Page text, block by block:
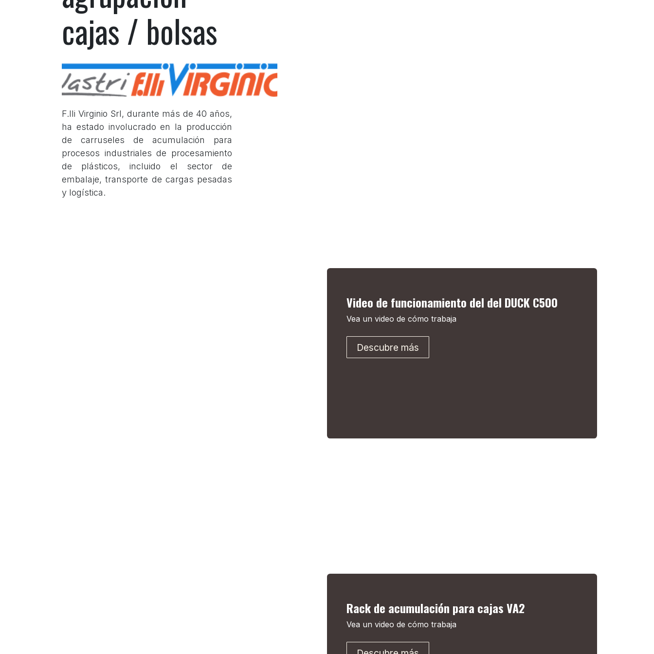
cajas / bolsas
F.lli Virginio Srl, durante más de 40 años,
ha estado involucrado en la producción
de carruseles de acumulación para
procesos industriales de procesamiento
de plásticos, incluido el sector de
embalaje, transporte de cargas pesadas
y logística.
Video de funcionamiento del del DUCK C500
Vea un video de cómo trabaja
Descubre más
Rack de acumulación para cajas VA2
Vea un video de cómo trabaja